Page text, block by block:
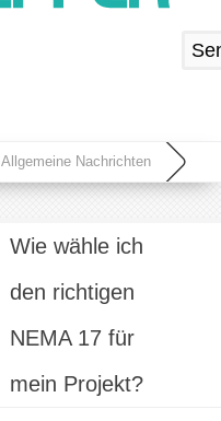
Allgemeine Nachrichten
Wie wähle ich
den richtigen
NEMA 17 für
mein Projekt?